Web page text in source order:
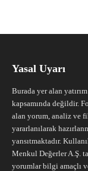
Yasal Uyarı
Burada yer alan
kapsamında değildir.
alan yorum, analiz ve
yararlanılarak
yansıtmaktadır.
Menkul Değerler A.Ş.
yorumlar bilgi amaçlı